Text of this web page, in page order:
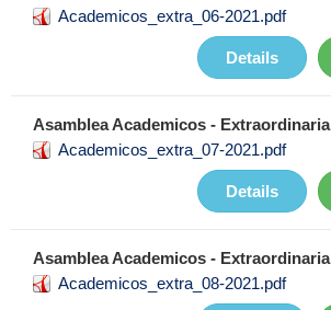
Academicos_extra_06-2021.pdf
Details
Asamblea Academicos - Extraordinaria
Academicos_extra_07-2021.pdf
Details
Asamblea Academicos - Extraordinaria
Academicos_extra_08-2021.pdf